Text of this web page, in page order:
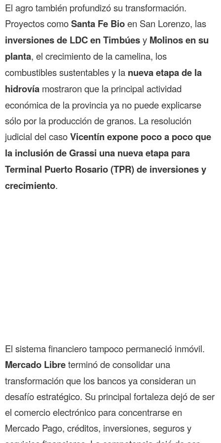
El agro también profundizó su transformación.
Proyectos comoSanta Fe Bioen San Lorenzo, las
inversiones de LDC en Timbúesy Molinos en su
planta, el crecimiento de la camelina, los
combustibles sustentables y la nueva etapa de la
hidrovía mostraron que la principal actividad
económica de la provincia ya no puede explicarse
sólo por la producción de granos. La resolución
judicial del casoVicentín expone poco a poco que
la inclusión de Grassi una nueva etapa para
Terminal Puerto Rosario (TPR) de inversiones y
crecimiento.
El sistema financiero tampoco permaneció inmóvil.
Mercado Libreterminó de consolidar una
transformación que los bancos ya consideran un
desafío estratégico. Su principal fortaleza dejó de ser
el comercio electrónico para concentrarse en
Mercado Pago, créditos, inversiones, seguros y